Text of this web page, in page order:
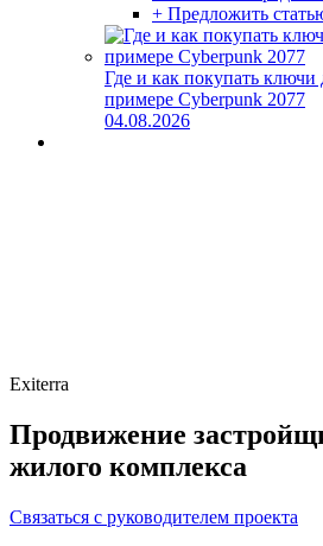
+ Предложить
Где и как покупать ключи
примере Cyberpunk 2077
04.08.2026
Exiterra
Продвижение
жилого комплекса
Связаться с руководителем проекта